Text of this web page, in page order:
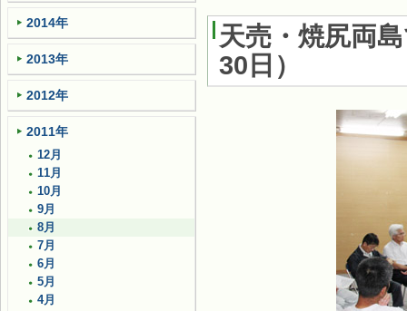
天売・焼尻両
30日 ）
2014年
2013年
2012年
2011年
12月
11月
10月
9月
8月
7月
6月
5月
4月